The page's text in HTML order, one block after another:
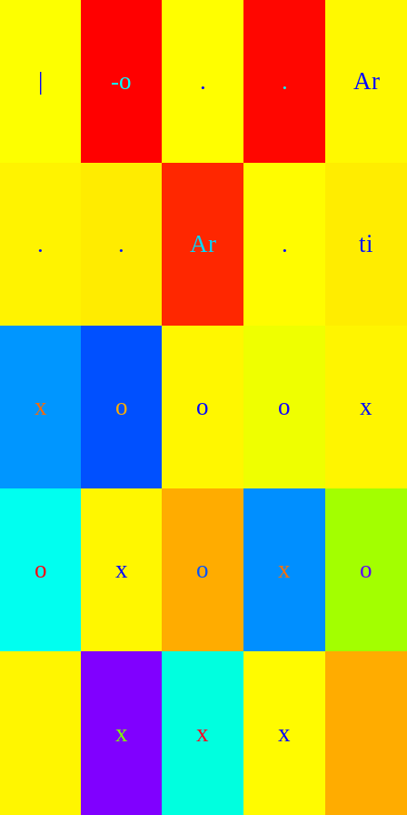
| -o . . Ar
. . Ar . ti
x o o o x
o x o x o
x x x